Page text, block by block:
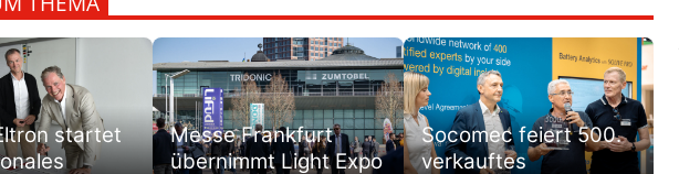
startet
Messe Frankfurt
übernimmt Light Expo
Socomec feiert 500.
verkauftes